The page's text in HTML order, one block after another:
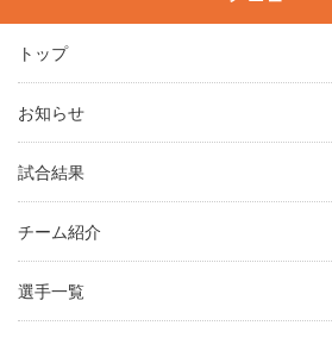
トップ
お知らせ
試合結果
チーム紹介
選手一覧